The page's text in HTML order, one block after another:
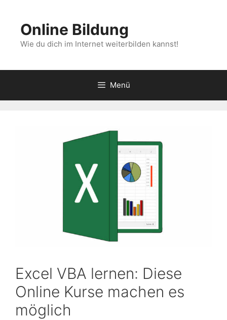
springenOnline Bildung
Wie du dich im Internet weiterbilden kannst!
Menü
Excel VBA lernen: Diese
Online Kurse machen es
möglich